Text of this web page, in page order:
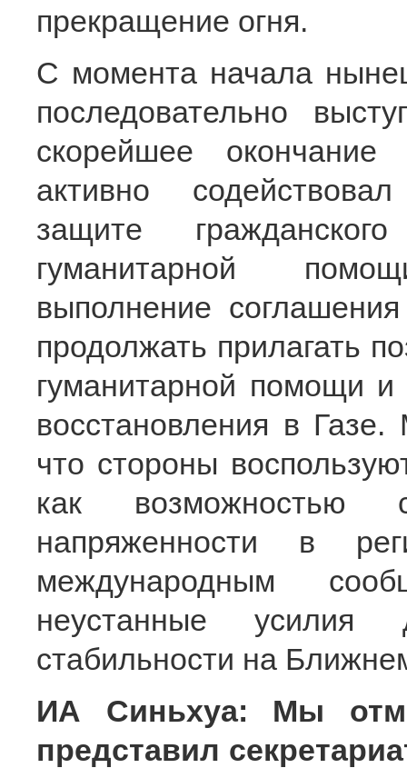
прекращение огня.
С момента начала
последовательно
скорейшее
активно
защите
гуманитарной
выполнение
продолжать прилагать
гуманитарной помощи и
восстановления в
что стороны
как возможностью
напряженности в
международным
неустанные
стабильности на
ИА Синьхуа: Мы
представил